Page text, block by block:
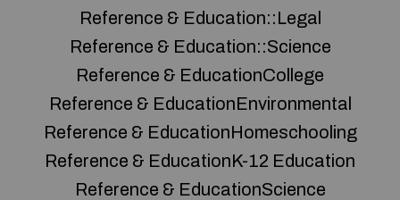
Reference & Education::Legal
Reference & Education::Science
Reference & EducationCollege
Reference & EducationEnvironmental
Reference & EducationHomeschooling
Reference & EducationK-12 Education
Reference & EducationScience